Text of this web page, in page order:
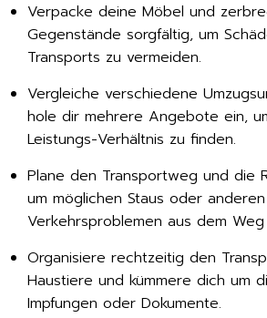
Verpacke deine Möbel und
Gegenstände sorgfältig, um
Transports zu vermeiden.
Vergleiche verschiedene
hole dir mehrere Angebote ein,
Leistungs-Verhältnis zu finden.
Plane den Transportweg und die
um möglichen Staus oder anderen
Verkehrsproblemen aus dem
Organisiere rechtzeitig den
Haustiere und kümmere dich um
Impfungen oder Dokumente.